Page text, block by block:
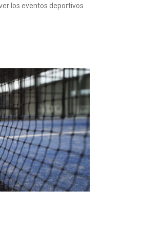
los eventos deportivos